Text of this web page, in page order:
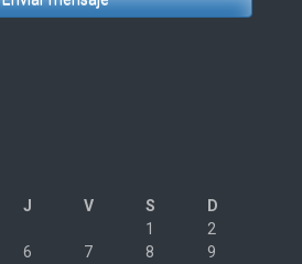
J V S
D
1
2
6 7 8
9